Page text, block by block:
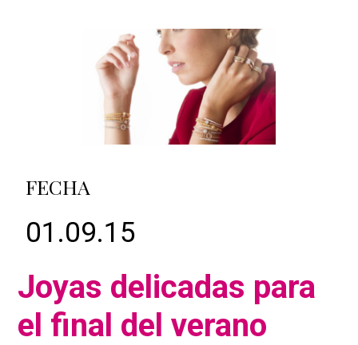
FECHA
01.09.15
Joyas delicadas para
el final del verano